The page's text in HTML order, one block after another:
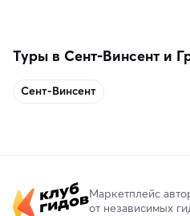
Туры в Сент-Винсент и
Сент-Винсент
Маркетплейс
от независимых